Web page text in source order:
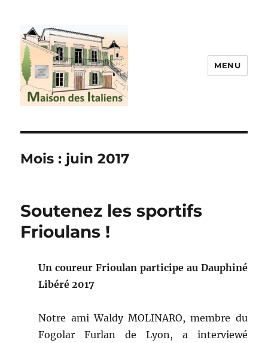
MENU
Mois : juin 2017
Soutenez les sportifs
Frioulans !
Un coureur Frioulan participe au Dauphiné
Libéré 2017
Notre ami Waldy MOLINARO, membre du
Fogolar Furlan de Lyon, a interviewé